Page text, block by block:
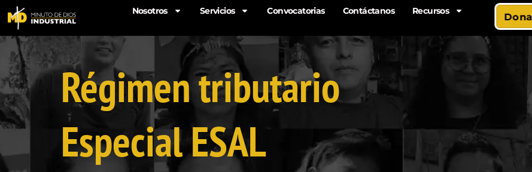
contenido
Nosotros Servicios Convocatorias Contáctanos Recursos Dona
Régimen tributario
Especial ESAL